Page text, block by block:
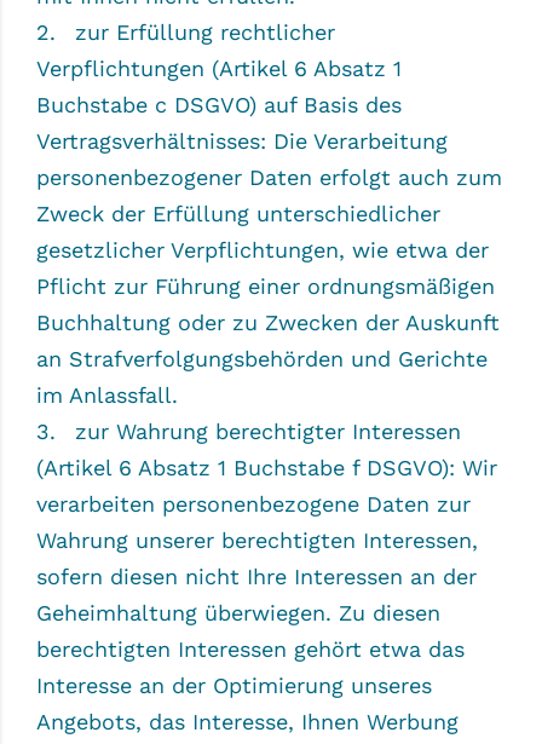
zur Erfüllung rechtlicher
Verpflichtungen (Artikel 6 Absatz 1
Buchstabe c DSGVO) auf Basis des
Vertragsverhältnisses: Die Verarbeitung
personenbezogener Daten erfolgt auch zum
Zweck der Erfüllung unterschiedlicher
gesetzlicher Verpflichtungen, wie etwa der
Pflicht zur Führung einer ordnungsmäßigen
Buchhaltung oder zu Zwecken der Auskunft
an Strafverfolgungsbehörden und Gerichte
im Anlassfall.
zur Wahrung berechtigter Interessen
(Artikel 6 Absatz 1 Buchstabe f DSGVO): Wir
verarbeiten personenbezogene Daten zur
Wahrung unserer berechtigten Interessen,
sofern diesen nicht Ihre Interessen an der
Geheimhaltung überwiegen. Zu diesen
berechtigten Interessen gehört etwa das
Interesse an der Optimierung unseres
Angebots, das Interesse, Ihnen Werbung